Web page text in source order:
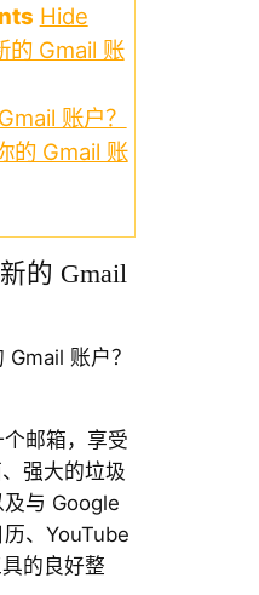
Hide
的 Gmail 账
账户？
的 Gmail 账
的 Gmail
账户？
邮箱，享受
强大的垃圾
与 Google
、YouTube
的良好整